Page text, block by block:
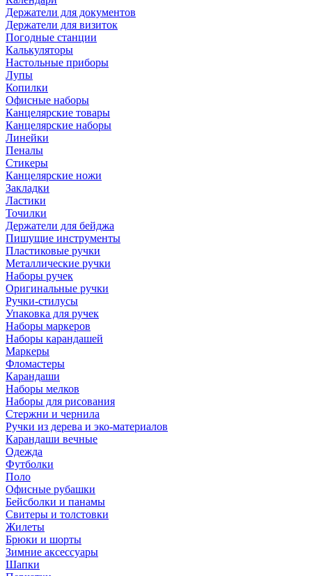
Держатели для документов
Держатели для визиток
Погодные станции
Калькуляторы
Настольные приборы
Лупы
Копилки
Офисные наборы
Канцелярские товары
Канцелярские наборы
Линейки
Пеналы
Стикеры
Канцелярские ножи
Закладки
Ластики
Точилки
Держатели для бейджа
Пишущие инструменты
Пластиковые ручки
Металлические ручки
Наборы ручек
Оригинальные ручки
Ручки-стилусы
Упаковка для ручек
Наборы маркеров
Наборы карандашей
Маркеры
Фломастеры
Карандаши
Наборы мелков
Наборы для рисования
Стержни и чернила
Ручки из дерева и эко-материалов
Карандаши вечные
Одежда
Футболки
Поло
Офисные рубашки
Бейсболки и панамы
Свитеры и толстовки
Жилеты
Брюки и шорты
Зимние аксессуары
Шапки